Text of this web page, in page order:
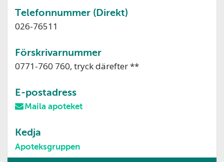
Telefonnummer (Direkt)
026-76511
Förskrivarnummer
0771-760 760, tryck därefter **
E-postadress
Maila apoteket
Kedja
Apoteksgruppen